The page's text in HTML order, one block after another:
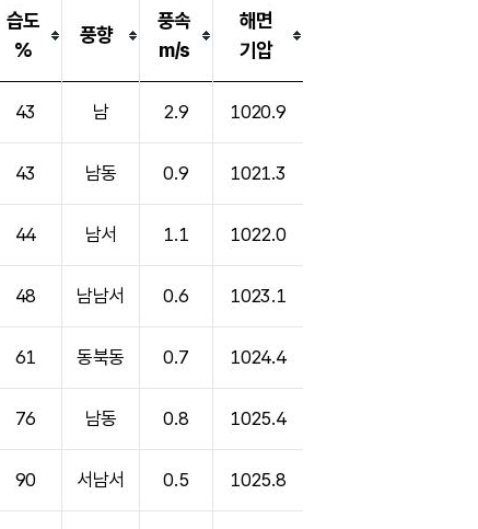
습도
%
풍향
풍속
m/s
해면
기압
43 남 2.9 1020.9
43 남동 0.9 1021.3
44 남서 1.1 1022.0
48 남남서 0.6 1023.1
61 동북동 0.7 1024.4
76 남동 0.8 1025.4
90 서남서 0.5 1025.8